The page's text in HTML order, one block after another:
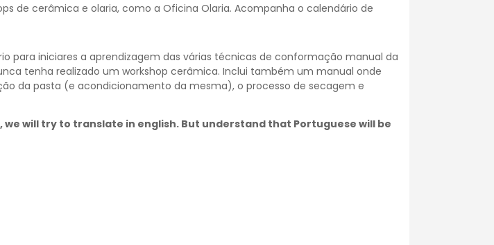
de cerâmica e olaria, como a Oficina Olaria. Acompanha o calendário de
para iniciares a aprendizagem das várias técnicas de conformação manual da
tenha realizado um workshop cerâmica. Inclui também um manual onde
da pasta (e acondicionamento da mesma), o processo de secagem e
we will try to translate in english. But understand that Portuguese will be